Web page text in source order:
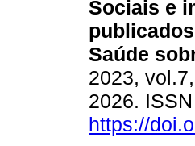
Sociais e
Saúde
2023,
2026.
https://